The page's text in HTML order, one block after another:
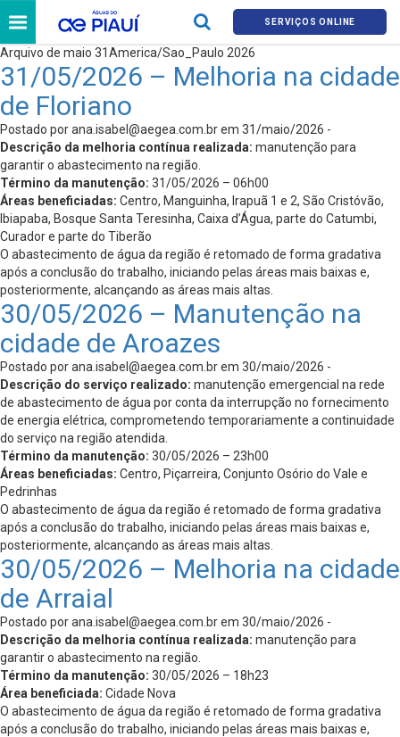
SERVIÇOS ONLINE
Arquivo de maio 31America/Sao_Paulo 2026
31/05/2026 – Melhoria na cidade
de Floriano
Postado porana.isabel@aegea.com.brem 31/maio/2026 -
Descrição da melhoria contínua realizada: manutenção para
garantir o abastecimento na região.
Término da manutenção: 31/05/2026 – 06h00
Áreas beneficiadas: Centro, Manguinha, Irapuã 1 e 2, São Cristóvão,
Ibiapaba, Bosque Santa Teresinha, Caixa d’Água, parte do Catumbi,
Curador e parte do Tiberão
O abastecimento de água da região é retomado de forma gradativa
após a conclusão do trabalho, iniciando pelas áreas mais baixas e,
posteriormente, alcançando as áreas mais altas.
30/05/2026 – Manutenção na
cidade de Aroazes
Postado porana.isabel@aegea.com.brem 30/maio/2026 -
Descrição do serviço realizado: manutenção emergencial na rede
de abastecimento de água por conta da interrupção no fornecimento
de energia elétrica, comprometendo temporariamente a continuidade
do serviço na região atendida.
Término da manutenção: 30/05/2026 – 23h00
Áreas beneficiadas: Centro, Piçarreira, Conjunto Osório do Vale e
Pedrinhas
O abastecimento de água da região é retomado de forma gradativa
após a conclusão do trabalho, iniciando pelas áreas mais baixas e,
posteriormente, alcançando as áreas mais altas.
30/05/2026 – Melhoria na cidade
de Arraial
Postado porana.isabel@aegea.com.brem 30/maio/2026 -
Descrição da melhoria contínua realizada: manutenção para
garantir o abastecimento na região.
Término da manutenção: 30/05/2026 – 18h23
Área beneficiada: Cidade Nova
O abastecimento de água da região é retomado de forma gradativa
após a conclusão do trabalho, iniciando pelas áreas mais baixas e,